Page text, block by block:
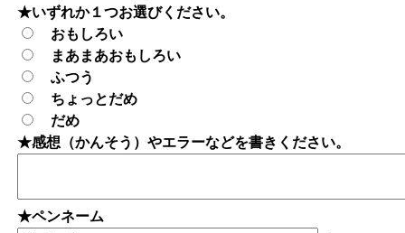
★いずれか１つお選びください。
おもしろい
まあまあおもしろい
ふつう
ちょっとだめ
だめ
★感想（かんそう）やエラーなどを書きください。
★ペンネーム